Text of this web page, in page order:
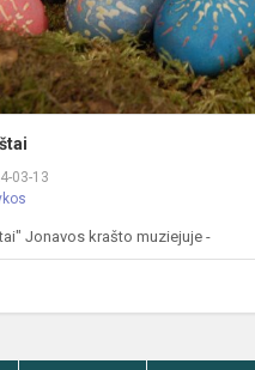
03-13
Jonavos krašto muziejuje -